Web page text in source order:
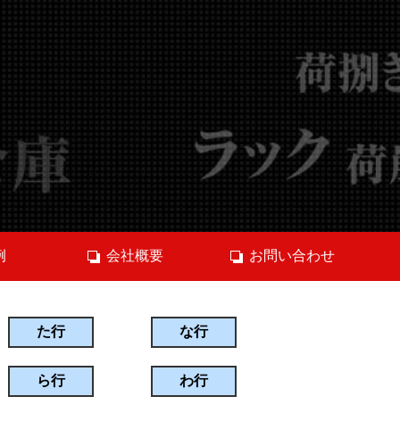
会社概要 お問い合わせ
た行 な行
ら行 わ行